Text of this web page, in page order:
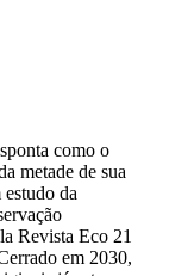
como o
metade de sua
da
Revista Eco 21
em 2030,